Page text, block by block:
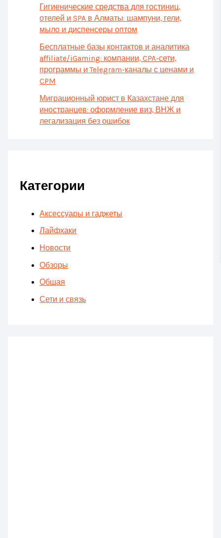
Гигиенические средства для гостиниц,
отелей и SPA в Алматы: шампуни, гели,
мыло и диспенсеры оптом
Бесплатные базы контактов и аналитика
affiliate/iGaming: компании, CPA-сети,
программы и Telegram-каналы с ценами и
CPM
Миграционный юрист в Казахстане для
иностранцев: оформление виз, ВНЖ и
легализация без ошибок
Категории
Аксессуары и гаджеты
Лайфхаки
Новости
Обзоры
Общая
Сети и связь